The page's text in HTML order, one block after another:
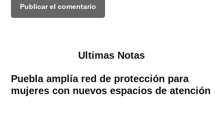
Ultimas Notas
Puebla amplía red de protección para
mujeres con nuevos espacios de atención